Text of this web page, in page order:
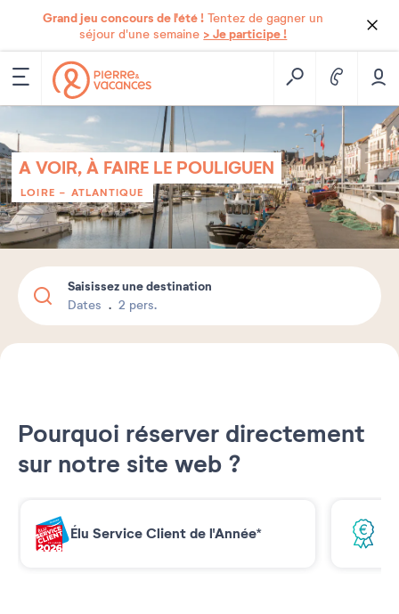
Grand jeu concours de l'été ! Tentez de gagner un
séjour d'une semaine > Je participe !
A VOIR, À FAIRE LE POULIGUEN
LOIRE - ATLANTIQUE
Saisissez une destination
Dates 2 pers.
Pourquoi réserver directement
sur notre site web ?
Élu Service Client de l'Année*